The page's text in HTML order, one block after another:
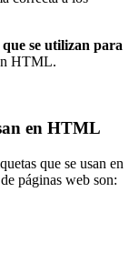
se utilizan para
HTML.
en HTML
que se usan en
páginas web son: